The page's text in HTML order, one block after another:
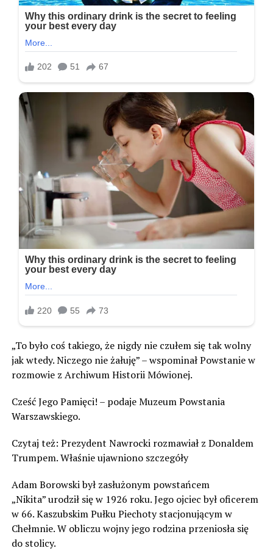
„To było coś takiego, że nigdy nie czułem się tak wolny
jak wtedy. Niczego nie żałuję” – wspominał Powstanie w
rozmowie z Archiwum Historii Mówionej.
Cześć Jego Pamięci! – podaje Muzeum Powstania
Warszawskiego.
Czytaj też: Prezydent Nawrocki rozmawiał z Donaldem
Trumpem. Właśnie ujawniono szczegóły
Adam Borowski był zasłużonym powstańcem
„Nikita” urodził się w 1926 roku. Jego ojciec był oficerem
w 66. Kaszubskim Pułku Piechoty stacjonującym w
Chełmnie. W obliczu wojny jego rodzina przeniosła się
do stolicy.